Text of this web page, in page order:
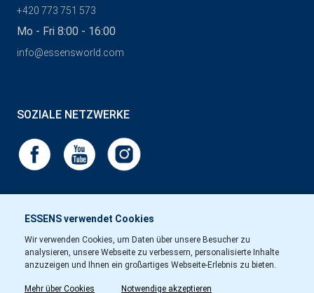
ESSENS verwendet Cookies
Wir verwenden Cookies, um Daten über unsere Besucher zu
analysieren, unsere Webseite zu verbessern, personalisierte Inhalte
anzuzeigen und Ihnen ein großartiges Webseite-Erlebnis zu bieten.
Mehr über Cookies Notwendige akzeptieren
+420 773 751 573
Mo - Fri 8:00 - 16:00
info@essensworld.com
SOZIALE NETZWERKE